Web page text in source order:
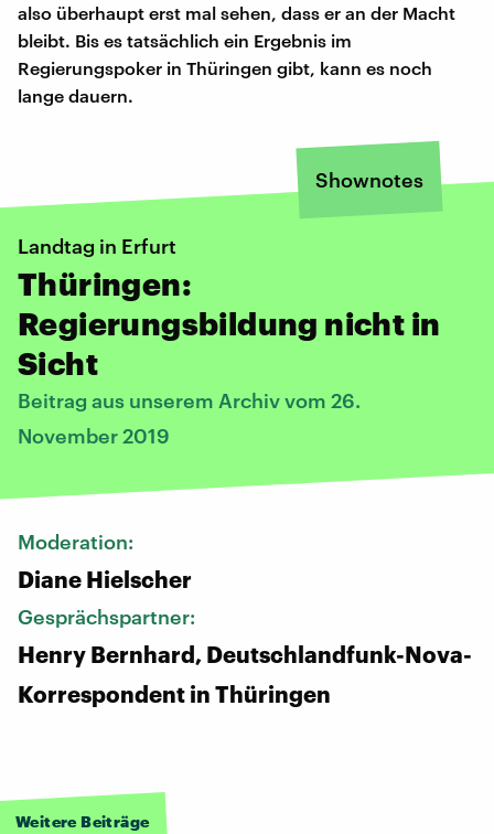
also überhaupt erst mal sehen, dass er an der Macht
bleibt. Bis es tatsächlich ein Ergebnis im
Regierungspoker in Thüringen gibt, kann es noch
lange dauern.
Shownotes
Landtag in Erfurt
Thüringen:
Regierungsbildung nicht in
Sicht
Beitrag aus unserem Archiv vom 26.
November 2019
Moderation:
Diane Hielscher
Gesprächspartner:
Henry Bernhard, Deutschlandfunk-Nova-
Korrespondent in Thüringen
Weitere Beiträge